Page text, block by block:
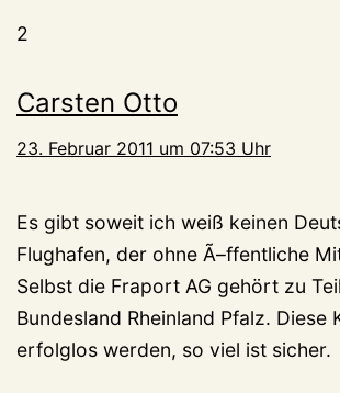
2
Carsten Otto
23. Februar 2011 um 07:53 Uhr
Es gibt soweit ich weiß keinen
Flughafen, der ohne Ã–ffentliche
Selbst die Fraport AG gehört zu
Bundesland Rheinland Pfalz. Diese
erfolglos werden, so viel ist sicher.